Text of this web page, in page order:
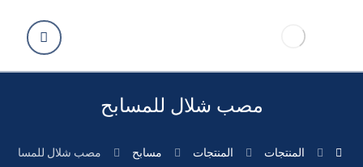
مصب شلال للمسابح
المنتجات المنتجات مسابح
مصب شلال للمسا